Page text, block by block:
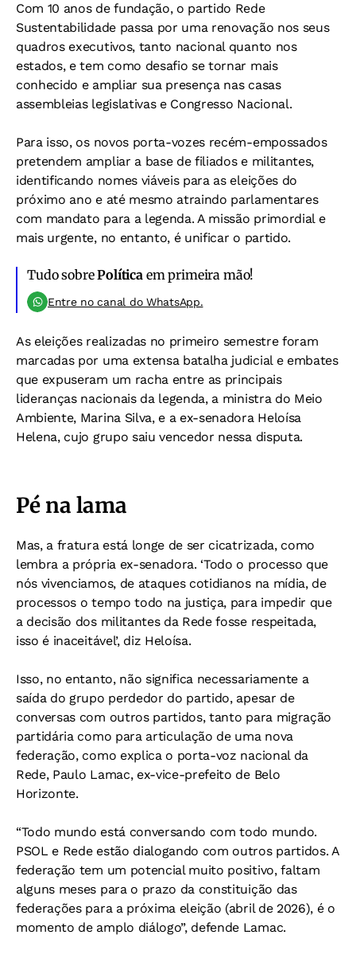
Com 10 anos de fundação, o partido Rede
Sustentabilidade passa por uma renovação nos seus
quadros executivos, tanto nacional quanto nos
estados, e tem como desafio se tornar mais
conhecido e ampliar sua presença nas casas
assembleias legislativas e Congresso Nacional.
Para isso, os novos porta-vozes recém-empossados
pretendem ampliar a base de filiados e militantes,
identificando nomes viáveis para as eleições do
próximo ano e até mesmo atraindo parlamentares
com mandato para a legenda. A missão primordial e
mais urgente, no entanto, é unificar o partido.
Tudo sobrePolíticaem primeira mão!
Entre no canal do WhatsApp.
As eleições realizadas no primeiro semestre foram
marcadas por uma extensa batalha judicial e embates
que expuseram um racha entre as principais
lideranças nacionais da legenda, a ministra do Meio
Ambiente, Marina Silva, e a ex-senadora Heloísa
Helena, cujo grupo saiu vencedor nessa disputa.
Pé na lama
Mas, a fratura está longe de ser cicatrizada, como
lembra a própria ex-senadora. ‘Todo o processo que
nós vivenciamos, de ataques cotidianos na mídia, de
processos o tempo todo na justiça, para impedir que
a decisão dos militantes da Rede fosse respeitada,
isso é inaceitável’, diz Heloísa.
Isso, no entanto, não significa necessariamente a
saída do grupo perdedor do partido, apesar de
conversas com outros partidos, tanto para migração
partidária como para articulação de uma nova
federação, como explica o porta-voz nacional da
Rede, Paulo Lamac, ex-vice-prefeito de Belo
Horizonte.
“Todo mundo está conversando com todo mundo.
PSOL e Rede estão dialogando com outros partidos. A
federação tem um potencial muito positivo, faltam
alguns meses para o prazo da constituição das
federações para a próxima eleição (abril de 2026), é o
momento de amplo diálogo”, defende Lamac.